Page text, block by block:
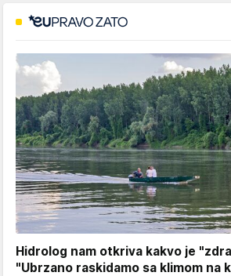
Hidrolog nam otkriva kakvo je
"Ubrzano raskidamo sa klimom na